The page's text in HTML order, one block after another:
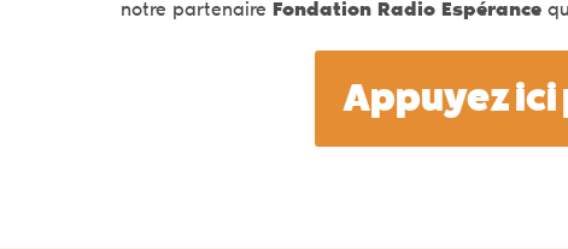
notre partenaire Fondation Radio Espérance
Appuyez ici